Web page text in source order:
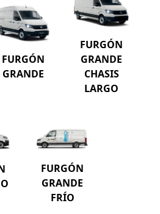
FURGÓN
GRANDE
FURGÓN
GRANDE
CHASIS
LARGO
FURGÓN
GRANDE
FRÍO